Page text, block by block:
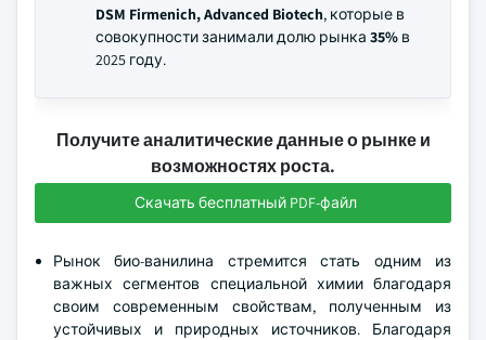
DSM Firmenich, Advanced Biotech, которые в
совокупности занимали долю рынка 35% в
2025 году.
Получите аналитические данные о рынке и
возможностях роста.
Скачать бесплатный PDF-файл
Рынок био-ванилина стремится стать одним из
важных сегментов специальной химии благодаря
своим современным свойствам, полученным из
устойчивых и природных источников. Благодаря